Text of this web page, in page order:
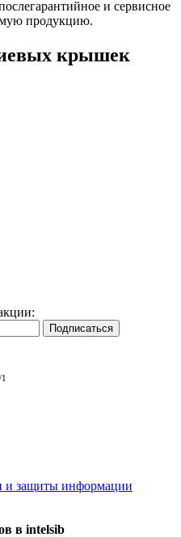
и сервисное
продукцию.
крышек
и защиты информации
в intelsib